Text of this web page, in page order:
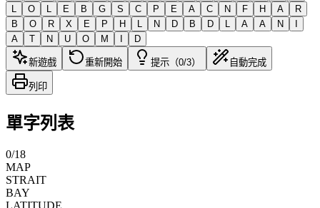
L
O L E B G S C P E A C N F H A
R
B
O R X E P H L N D B D L A A N
I
A
T N U O M I D
新遊戲 重新開始 提示（0/3） 自動完成
列印
單字列表
0/18
MAP
STRAIT
BAY
LATITUDE